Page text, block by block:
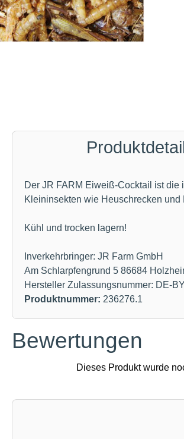
Der JR FARM Eiweiß-Cocktail ist die
Kleininsekten wie Heuschrecken
Kühl und trocken lagern!
Inverkehrbringer: JR Farm GmbH
Am Schlarpfengrund 5 86684
Hersteller Zulassungsnummer: DE-
Produktnummer: 236276.1
Bewertungen